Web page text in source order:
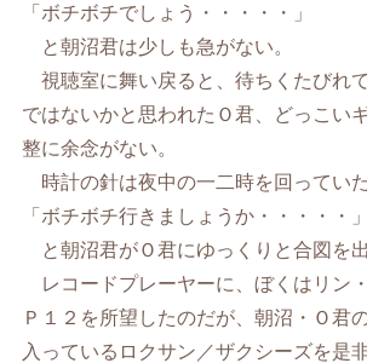
「ボチボチでしょう・・・・・」
と朝沼君は少しも急がない。
視聴室に舞い戻ると、待ちくたびれ
ではないかと思われたＯ君、どっこい
整に余念がない。
時計の針は夜中の一二時を回っていた
「ボチボチ行きましょうか・・・・・」
と朝沼君がＯ君にゆっくりと合図を出
レコードプレーヤーに、ぼくはリン
Ｐ１２を所望したのだが、朝沼・Ｏ君
入っているロクサン／ザクシーズを是